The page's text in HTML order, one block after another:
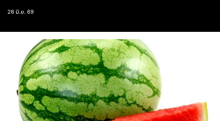
26 มิ.ย. 69